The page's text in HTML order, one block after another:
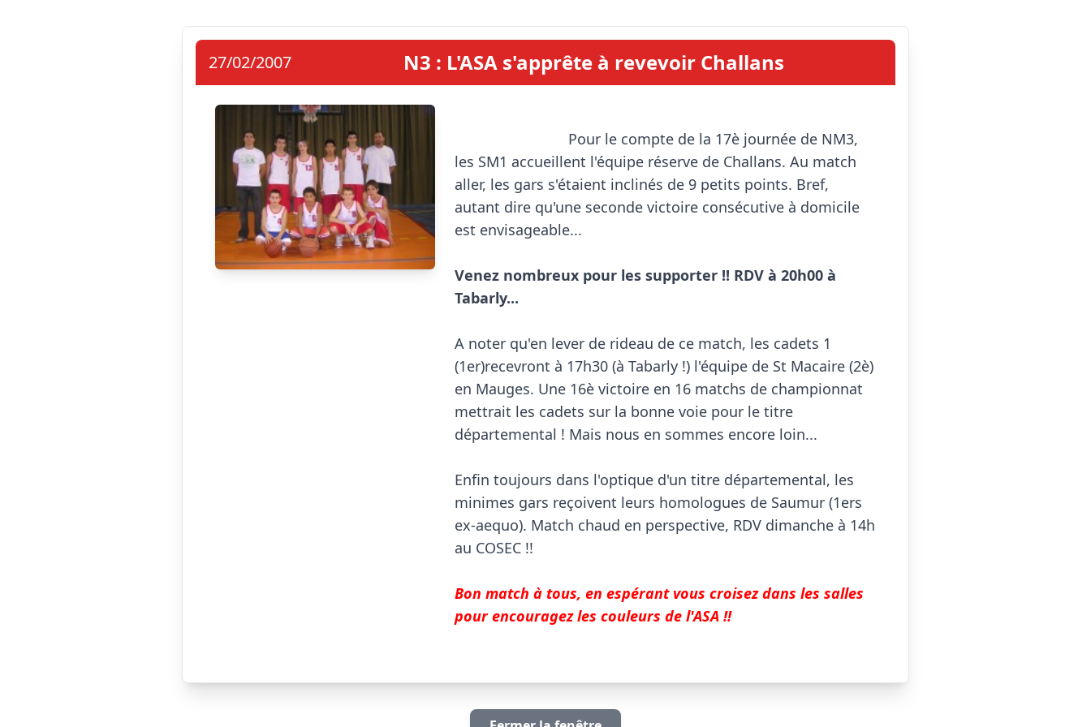
27/02/2007 N3 : L'ASA s'apprête à revevoir Challans
les SM1 accueillent l'équipe réserve de Challans. Au match
aller, les gars s'étaient inclinés de 9 petits points. Bref,
autant dire qu'une seconde victoire consécutive à domicile
est envisageable...
Venez nombreux pour les supporter !! RDV à 20h00 à
Tabarly...
A noter qu'en lever de rideau de ce match, les cadets 1
(1er)recevront à 17h30 (à Tabarly !) l'équipe de St Macaire (2è)
en Mauges. Une 16è victoire en 16 matchs de championnat
mettrait les cadets sur la bonne voie pour le titre
départemental ! Mais nous en sommes encore loin...
Enfin toujours dans l'optique d'un titre départemental, les
minimes gars reçoivent leurs homologues de Saumur (1ers
ex-aequo). Match chaud en perspective, RDV dimanche à 14h
au COSEC !!
Bon match à tous, en espérant vous croisez dans les salles
pour encouragez les couleurs de l'ASA !!